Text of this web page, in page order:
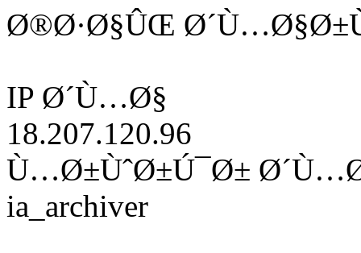
Ø®Ø·Ø§ÛŒ
IP Ø´Ù…Ø§
18.207.120.96
Ù…Ø±ÙˆØ±Ú¯Ø±
ia_archiver